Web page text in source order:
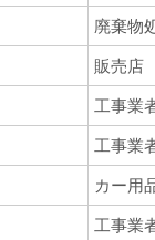
廃棄物
販売店
工事業
工事業
カー用
工事業